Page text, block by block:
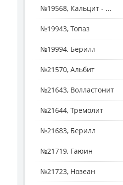
№19568, Кальцит - ...
№19943, Топаз
№19994, Берилл
№21570, Альбит
№21643, Волластонит
№21644, Тремолит
№21683, Берилл
№21719, Гаюин
№21723, Нозеан